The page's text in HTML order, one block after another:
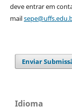
deve entrar em
mail
Enviar
Idioma